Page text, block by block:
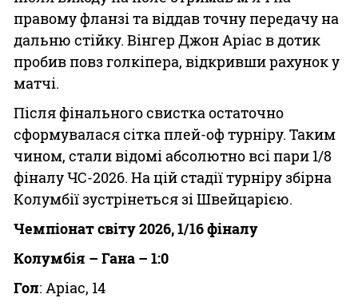
правому фланзі та віддав точну передачу на
дальню стійку. Вінгер Джон Аріас в дотик
пробив повз голкіпера, відкривши рахунок у
матчі.
Після фінального свистка остаточно
сформувалася сітка плей-оф турніру. Таким
чином, стали відомі абсолютно всі пари 1/8
фіналу ЧС-2026. На цій стадії турніру збірна
Колумбії зустрінеться зі Швейцарією.
Чемпіонат світу 2026, 1/16 фіналу
Колумбія – Гана – 1:0
Гол: Аріас, 14